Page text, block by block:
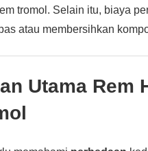
tromol. Selain itu, biaya
atau membersihkan
Utama Rem